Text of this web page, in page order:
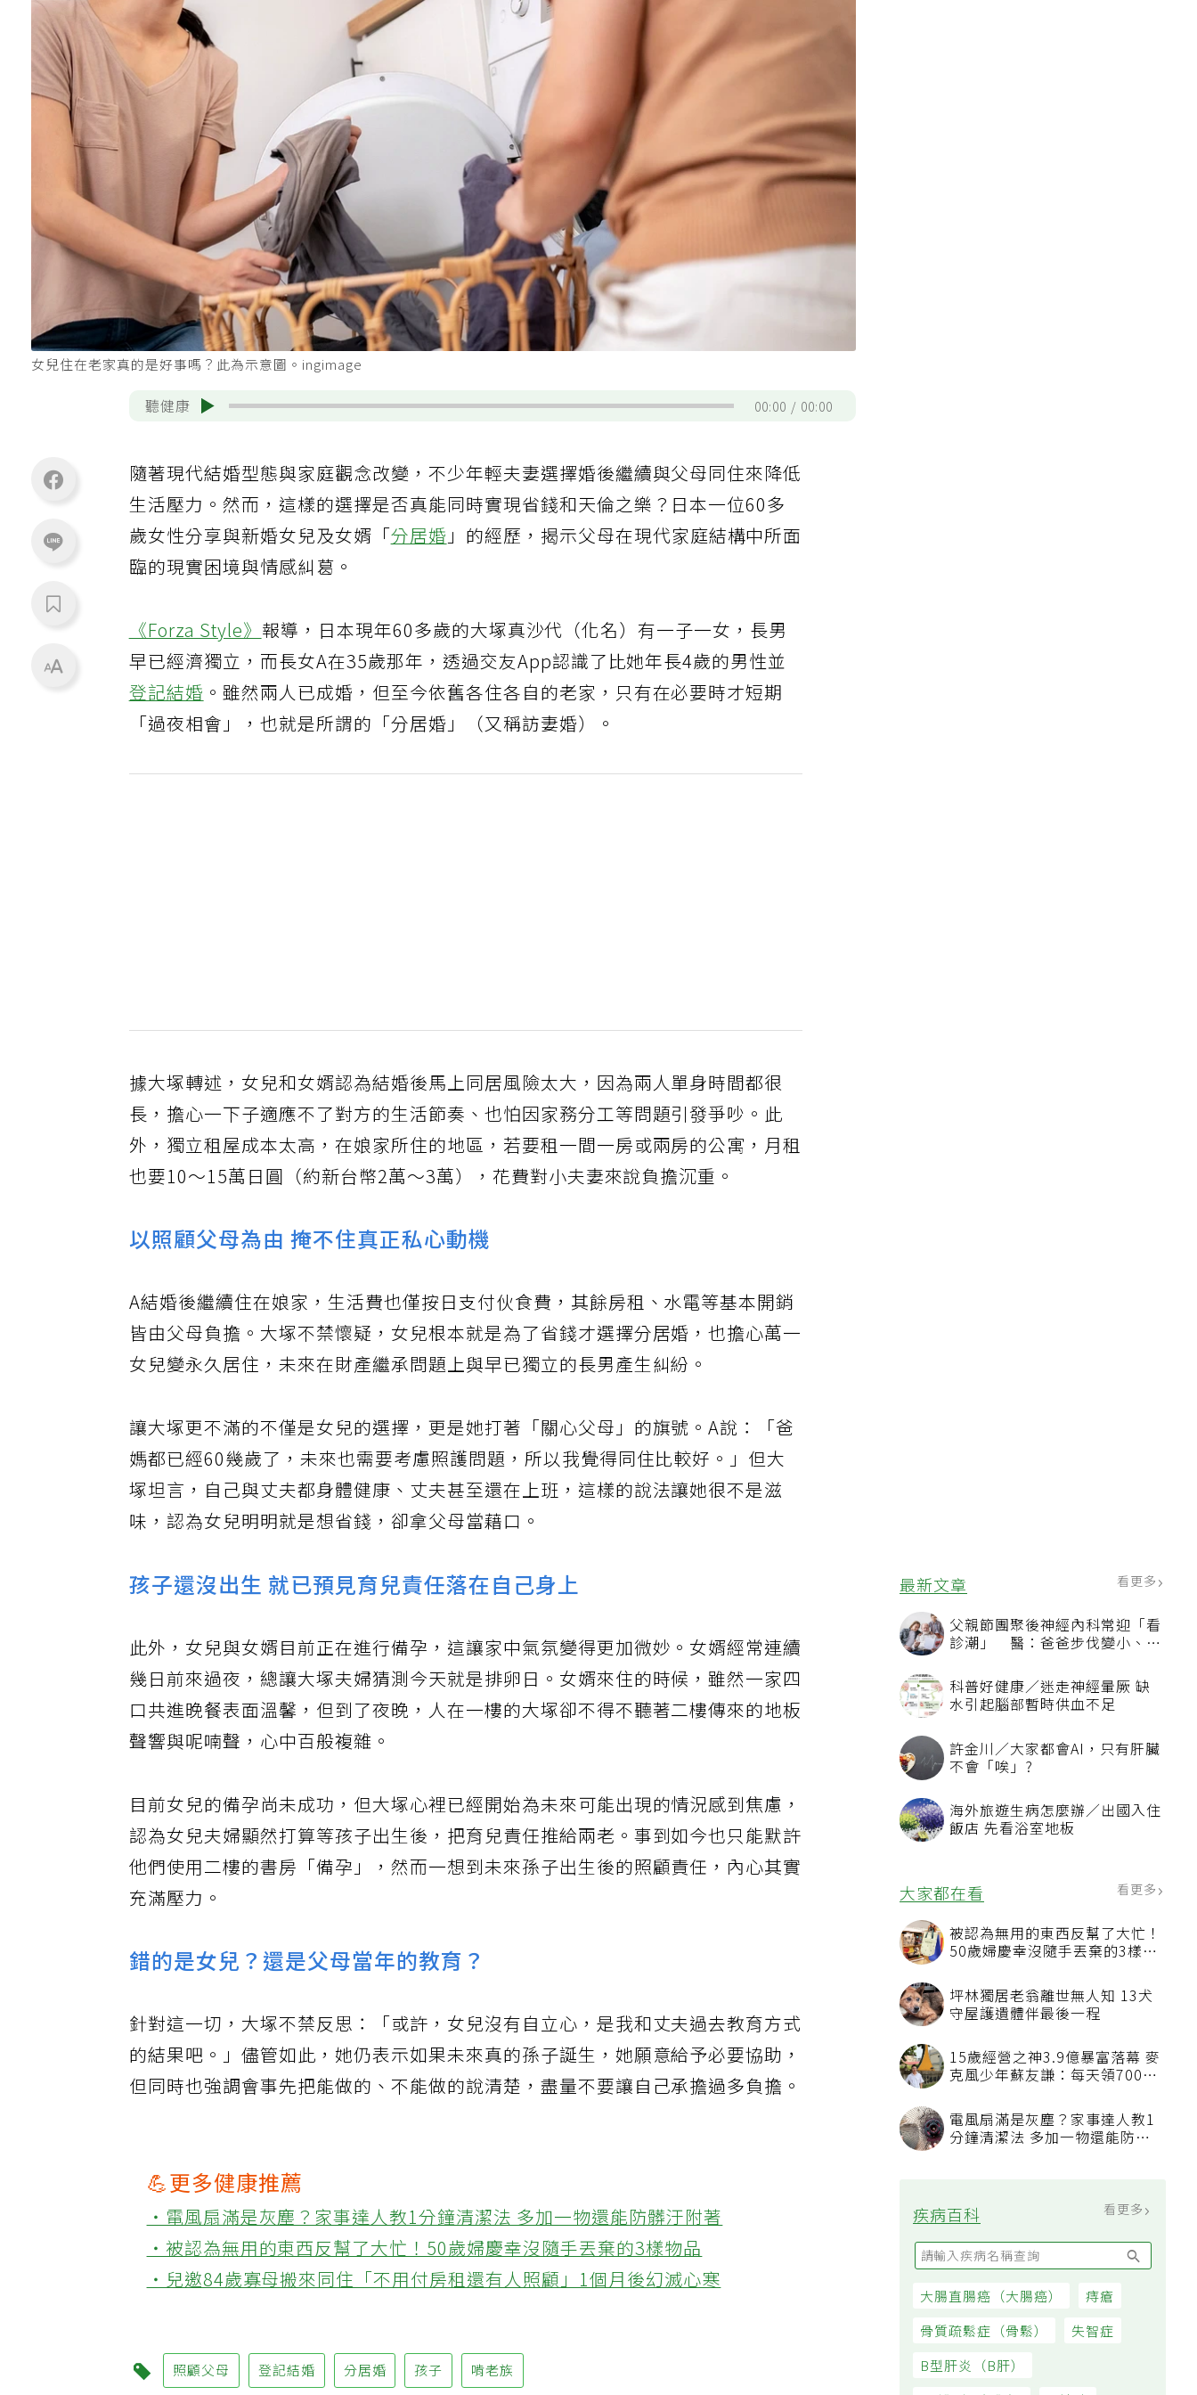
最新文章 看更多
父親節團聚後神經內科常迎「看
診潮」 醫：爸爸步伐變小、站
科普好健康／迷走神經暈厥 缺
水引起腦部暫時供血不足
許金川／大家都會AI，只有肝臟
不會「唉」?
海外旅遊生病怎麼辦／出國入住
飯店 先看浴室地板
大家都在看
被認為無用的東西反幫了大忙！
50歲婦慶幸沒隨手丟棄的3樣物
坪林獨居老翁離世無人知 13犬
守屋護遺體伴最後一程
15歲經營之神3.9億暴富落幕 麥
電風扇滿是灰塵？家事達人教1
疾病百科
女兒住在老家真的是好事嗎？此為示意圖。ingimage
聽健康 00:00 00:00
隨著現代結婚型態與家庭觀念改變，不少年輕夫妻選擇婚後繼續與父母同住來降低
生活壓力。然而，這樣的選擇是否真能同時實現省錢和天倫之樂？日本一位60多
歲女性分享與新婚女兒及女婿「分居婚」的經歷，揭示父母在現代家庭結構中所面
臨的現實困境與情感糾葛。
《Forza Style》報導，日本現年60多歲的大塚真沙代（化名）有一子一女，長男
早已經濟獨立，而長女A在35歲那年，透過交友App認識了比她年長4歲的男性並
登記結婚 。雖然兩人已成婚，但至今依舊各住各自的老家，只有在必要時才短期
「過夜相會」，也就是所謂的「分居婚」（又稱訪妻婚）。
據大塚轉述，女兒和女婿認為結婚後馬上同居風險太大，因為兩人單身時間都很
長，擔心一下子適應不了對方的生活節奏、也怕因家務分工等問題引發爭吵。此
外，獨立租屋成本太高，在娘家所住的地區，若要租一間一房或兩房的公寓，月租
也要10～15萬日圓（約新台幣2萬～3萬），花費對小夫妻來說負擔沉重。
以照顧父母為由 掩不住真正私心動機
A結婚後繼續住在娘家，生活費也僅按日支付伙食費，其餘房租、水電等基本開銷
皆由父母負擔。大塚不禁懷疑，女兒根本就是為了省錢才選擇分居婚，也擔心萬一
女兒變永久居住，未來在財產繼承問題上與早已獨立的長男產生糾紛。
讓大塚更不滿的不僅是女兒的選擇，更是她打著「關心父母」的旗號。A說：「爸
媽都已經60幾歲了，未來也需要考慮照護問題，所以我覺得同住比較好。」但大
塚坦言，自己與丈夫都身體健康、丈夫甚至還在上班，這樣的說法讓她很不是滋
味，認為女兒明明就是想省錢，卻拿父母當藉口。
孩子還沒出生 就已預見育兒責任落在自己身上
此外，女兒與女婿目前正在進行備孕，這讓家中氣氛變得更加微妙。女婿經常連續
幾日前來過夜，總讓大塚夫婦猜測今天就是排卵日。女婿來住的時候，雖然一家四
口共進晚餐表面溫馨，但到了夜晚，人在一樓的大塚卻不得不聽著二樓傳來的地板
聲響與呢喃聲，心中百般複雜。
目前女兒的備孕尚未成功，但大塚心裡已經開始為未來可能出現的情況感到焦慮，
認為女兒夫婦顯然打算等孩子出生後，把育兒責任推給兩老。事到如今也只能默許
他們使用二樓的書房「備孕」，然而一想到未來孫子出生後的照顧責任，內心其實
充滿壓力。
錯的是女兒？還是父母當年的教育？
針對這一切，大塚不禁反思：「或許，女兒沒有自立心，是我和丈夫過去教育方式
的結果吧。」儘管如此，她仍表示如果未來真的孫子誕生，她願意給予必要協助，
但同時也強調會事先把能做的、不能做的說清楚，盡量不要讓自己承擔過多負擔。
💪更多健康推薦
‧電風扇滿是灰塵？家事達人教1分鐘清潔法 多加一物還能防髒汙附著
‧被認為無用的東西反幫了大忙！50歲婦慶幸沒隨手丟棄的3樣物品
‧兒邀84歲寡母搬來同住「不用付房租還有人照顧」1個月後幻滅心寒
照顧父母 登記結婚 分居婚 孩子 啃老族